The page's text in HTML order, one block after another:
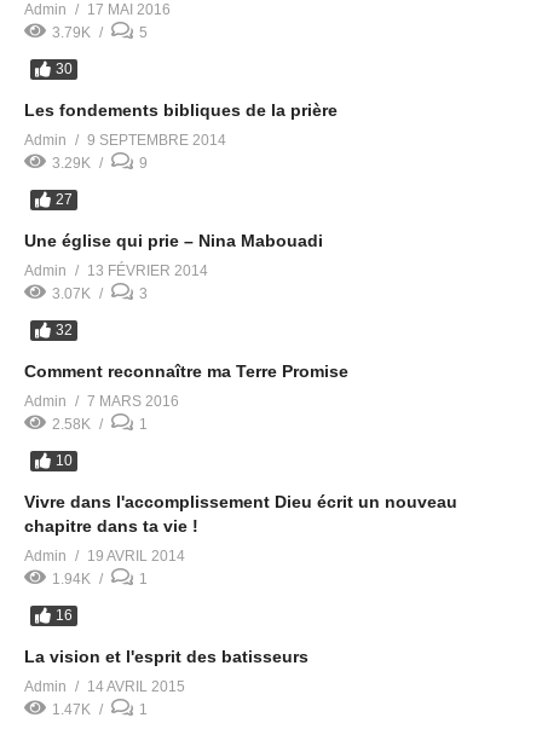
Admin
17 MAI 2016
3.79K
5
30
Les fondements bibliques de la prière
Admin
9 SEPTEMBRE 2014
3.29K
9
27
Une église qui prie – Nina Mabouadi
Admin
13 FÉVRIER 2014
3.07K
3
32
Comment reconnaître ma Terre Promise
Admin
7 MARS 2016
2.58K
1
10
Vivre dans l'accomplissement Dieu écrit un nouveau
chapitre dans ta vie !
Admin
19 AVRIL 2014
1.94K
1
16
La vision et l'esprit des batisseurs
Admin
14 AVRIL 2015
1.47K
1